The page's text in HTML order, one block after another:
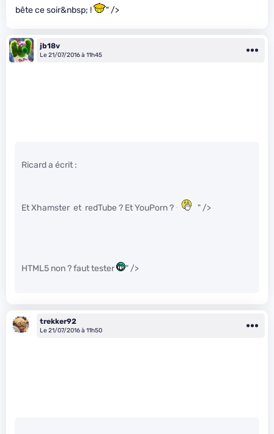
bête ce soir&nbsp; !
" />
jb18v
Le 21/07/2016 à 11h45
Ricard a écrit :
Et Xhamster et redTube ? Et YouPorn ? " />
HTML5 non ? faut tester " />
trekker92
Le 21/07/2016 à 11h50